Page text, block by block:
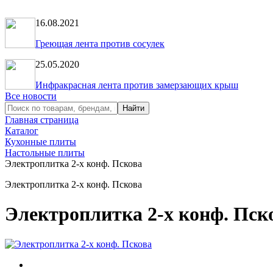
16.08.2021
Греющая лента против сосулек
25.05.2020
Инфракрасная лента против замерзающих крыш
Все новости
Главная страница
Каталог
Кухонные плиты
Настольные плиты
Электроплитка 2-х конф. Пскова
Электроплитка 2-х конф. Пскова
Электроплитка 2-х конф.